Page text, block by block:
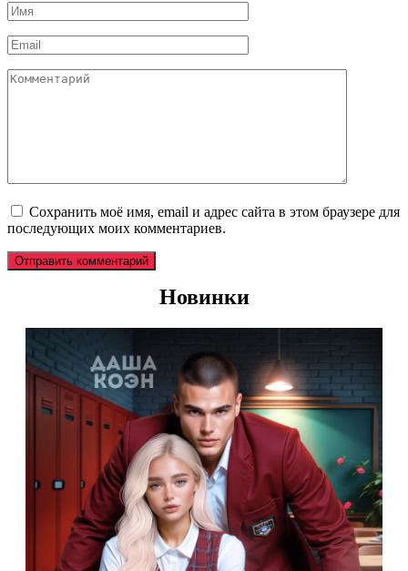
Имя
*
Email
*
Комментарий
Сохранить моё имя, email и адрес сайта в этом браузере для
последующих моих комментариев.
Новинки